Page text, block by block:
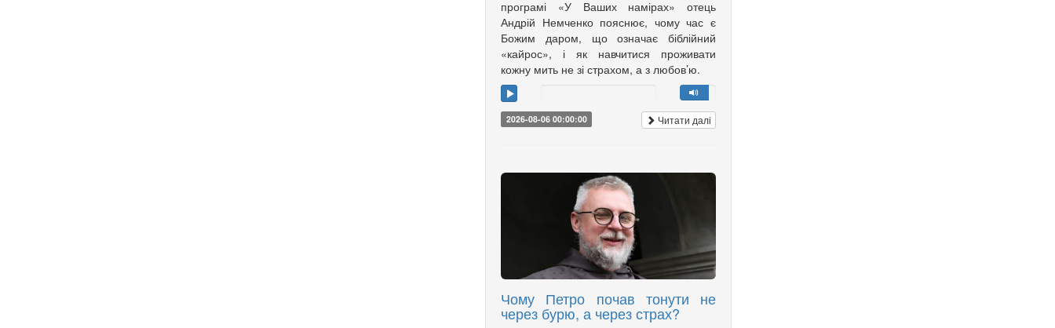
програмі «У Ваших намірах» отець
Андрій Немченко пояснює, чому час є
Божим даром, що означає біблійний
«кайрос», і як навчитися проживати
кожну мить не зі страхом, а з любов’ю.
2026-08-06 00:00:00 Читати далі
Чому Петро почав тонути не
через бурю, а через страх?